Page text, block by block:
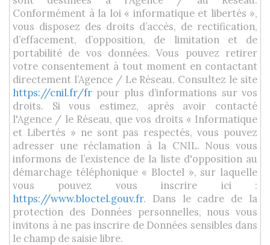
Conformément à la loi « informatique et libertés »,
vous disposez des droits d’accès, de rectification,
d’effacement, d’opposition, de limitation et de
portabilité de vos données. Vous pouvez retirer
votre consentement à tout moment en contactant
directement l’Agence / Le Réseau. Consultez le site
https://cnil.fr/fr pour plus d’informations sur vos
droits. Si vous estimez, après avoir contacté
l'Agence / le Réseau, que vos droits « Informatique
et Libertés » ne sont pas respectés, vous pouvez
adresser une réclamation à la CNIL. Nous vous
informons de l’existence de la liste d'opposition au
démarchage téléphonique « Bloctel », sur laquelle
vous pouvez vous inscrire ici :
https://www.bloctel.gouv.fr. Dans le cadre de la
protection des Données personnelles, nous vous
invitons à ne pas inscrire de Données sensibles dans
le champ de saisie libre.